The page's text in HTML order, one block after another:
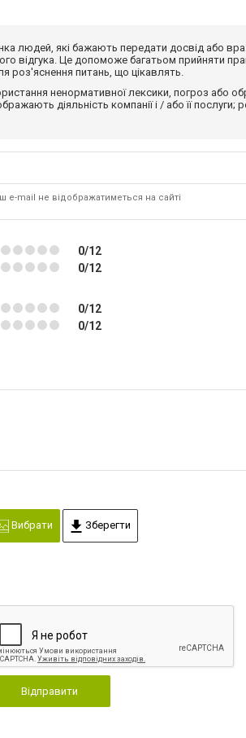
людей, які бажають передати досвід або
відгука. Це допоможе багатьом прийняти
роз'яснення питань, що цікавлять.
ненормативної лексики, погроз або
діяльність компанії і / або її
e-mail не відображатиметься на сайті
0/12
0/12
0/12
0/12
Вибрати Зберегти
Відправити